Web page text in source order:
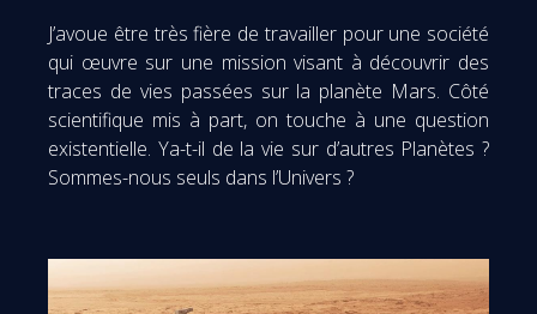
J’avoue être très fière de travailler pour une société
qui œuvre sur une mission visant à découvrir des
traces de vies passées sur la planète Mars. Côté
scientifique mis à part, on touche à une question
existentielle. Ya-t-il de la vie sur d’autres Planètes ?
Sommes-nous seuls dans l’Univers ?